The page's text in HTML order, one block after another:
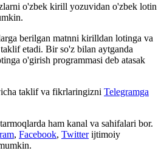
o'zbek kirill yozuvidan o'zbek lotin
berilgan matnni kirilldan lotinga va
etadi. Bir so'z bilan aytganda
o'girish programmasi deb atasak
taklif va fikrlaringizni Telegramga
ham kanal va sahifalari bor.
, Facebook, Twitter ijtimoiy